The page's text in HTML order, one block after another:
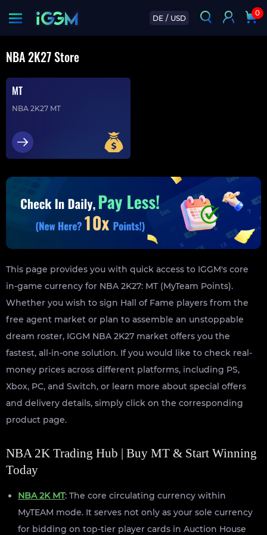
DE / USD
0
NBA 2K27 Store
MT
NBA 2K27 MT
This page provides you with quick access to IGGM's core
in-game currency for NBA 2K27: MT (MyTeam Points).
Whether you wish to sign Hall of Fame players from the
free agent market or plan to assemble an unstoppable
dream roster, IGGM NBA 2K27 market offers you the
fastest, all-in-one solution. If you would like to check real-
money prices across different platforms, including PS,
Xbox, PC, and Switch, or learn more about special offers
and delivery details, simply click on the corresponding
product page.
NBA 2K Trading Hub | Buy MT & Start Winning
Today
NBA 2K MT: The core circulating currency within
MyTEAM mode. It serves not only as your sole currency
for bidding on top-tier player cards in Auction House